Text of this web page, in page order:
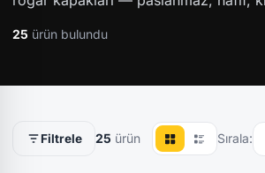
25 ürün bulundu
Filtrele 25 ürün Sırala: